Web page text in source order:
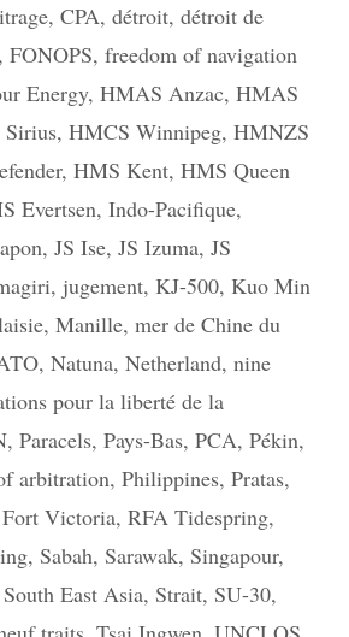
, CPA, détroit, détroit de
, FONOPS, freedom of navigation
Energy, HMAS Anzac, HMAS
, HMCS Winnipeg, HMNZS
, HMS Kent, HMS Queen
Evertsen, Indo-Pacifique,
, JS Ise, JS Izuma, JS
, jugement, KJ-500, Kuo Min
, Manille, mer de Chine du
, Natuna, Netherland, nine
pour la liberté de la
, Paracels, Pays-Bas, PCA, Pékin,
arbitration, Philippines, Pratas,
Victoria, RFA Tidespring,
, Sabah, Sarawak, Singapour,
South East Asia, Strait, SU-30,